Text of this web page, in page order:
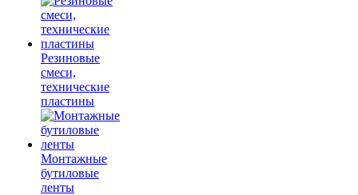
Резиновые
смеси,
технические
пластины
Монтажные
бутиловые
ленты